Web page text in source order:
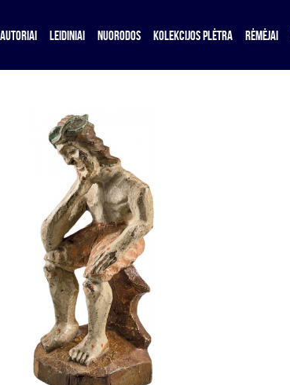
AUTORIAI LEIDINIAI NUORODOS KOLEKCIJOS PLĖTRA RĖMĖJAI